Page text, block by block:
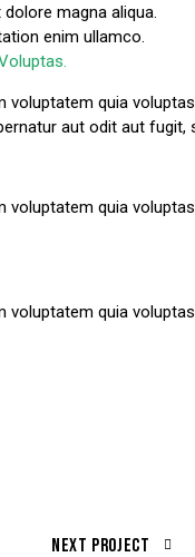
magna aliqua.
enim ullamco.
voluptatem quia
aut odit aut fugit,
voluptatem quia
voluptatem quia
Next Project